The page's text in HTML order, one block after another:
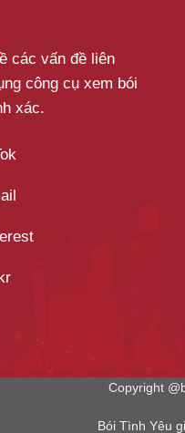
các vấn đề liên
công cụ xem bói
xác.
Copyright
Bói Tình Yêu